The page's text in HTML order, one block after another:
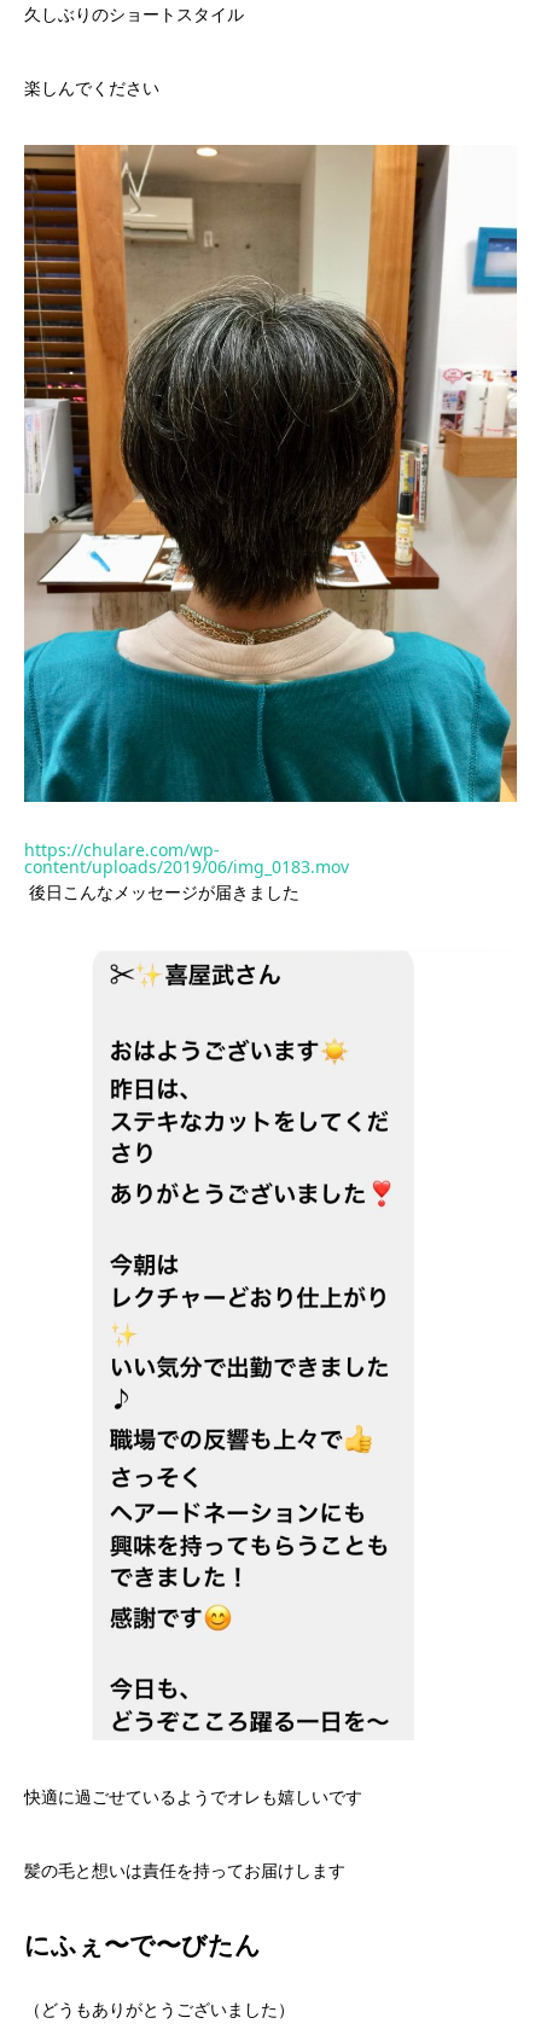
久しぶりのショートスタイル
楽しんでください
https://chulare.com/wp-
content/uploads/2019/06/img_0183.mov
後日こんなメッセージが届きました
快適に過ごせているようでオレも嬉しいです
髪の毛と想いは責任を持ってお届けします
にふぇ〜で〜びたん
（どうもありがとうございました）